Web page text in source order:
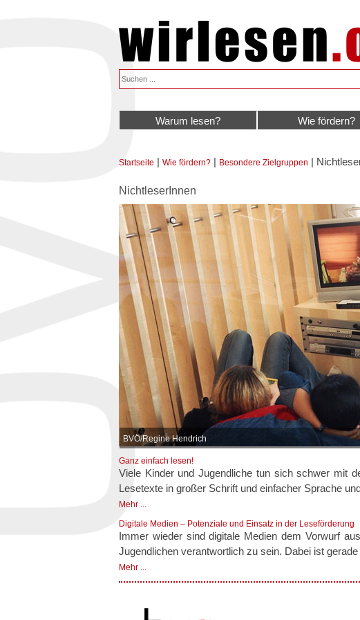
Warum lesen? Wie fördern?
Sie sind hier
Startseite | Wie fördern? | Besondere Zielgruppen |
NichtleserInnen
BVÖ/Regine Hendrich
Ganz einfach lesen!
Viele Kinder und Jugendliche tun sich schwer mit
Lesetexte in großer Schrift und einfacher Sprache
Mehr ...
Digitale Medien – Potenziale und Einsatz in der Leseförderung
Immer wieder sind digitale Medien dem Vorwurf
Jugendlichen verantwortlich zu sein. Dabei ist
Mehr ...